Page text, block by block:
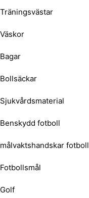
Träningsvästar
Väskor
Bagar
Bollsäckar
Sjukvårdsmaterial
Benskydd fotboll
målvaktshandskar fotboll
Fotbollsmål
Golf